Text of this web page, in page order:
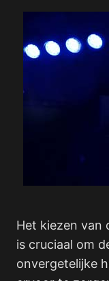
Het kiezen van
is cruciaal om
onvergetelijke